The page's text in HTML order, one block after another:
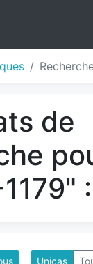
de
Unicas